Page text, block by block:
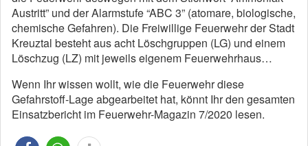
Austritt” und der Alarmstufe “ABC 3” (atomare, biologische,
chemische Gefahren). Die Freiwillige Feuerwehr der Stadt
Kreuztal besteht aus acht Löschgruppen (LG) und einem
Löschzug (LZ) mit jeweils eigenem Feuerwehrhaus…
Wenn Ihr wissen wollt, wie die Feuerwehr diese
Gefahrstoff-Lage abgearbeitet hat, könnt Ihr den gesamten
Einsatzbericht im Feuerwehr-Magazin 7/2020 lesen.